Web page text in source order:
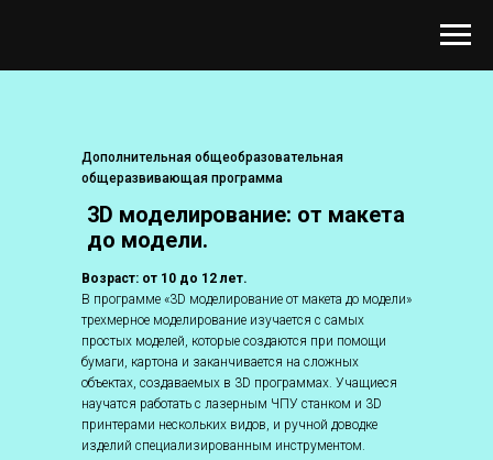
3D моделирование: от макета
до модели.
Дополнительная общеобразовательная
общеразвивающая программа
Возраст: от 10 до 12 лет.
В программе «3D моделирование от макета до модели»
трехмерное моделирование изучается с самых
простых моделей, которые создаются при помощи
бумаги, картона и заканчивается на сложных
объектах, создаваемых в 3D программах. Учащиеся
научатся работать с лазерным ЧПУ станком и 3D
принтерами нескольких видов, и ручной доводке
изделий специализированным инструментом.